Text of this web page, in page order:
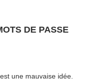
DE PASSE
une mauvaise idée.